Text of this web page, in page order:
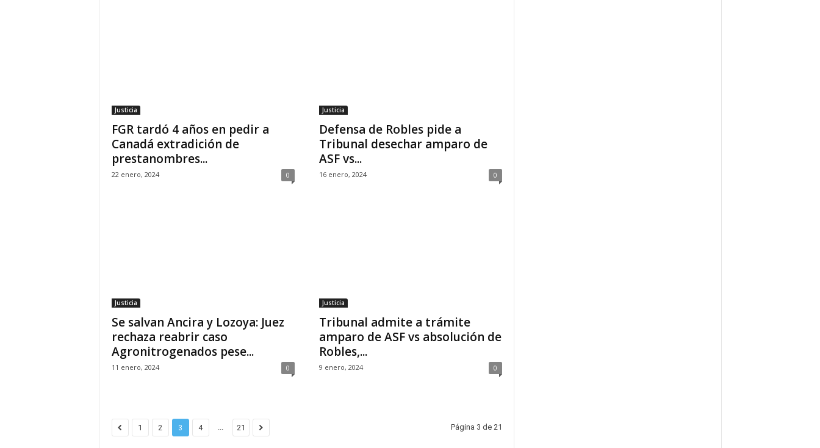
Justicia
FGR tardó 4 años en pedir a
Canadá extradición de
prestanombres...
22 enero, 2024 0
Justicia
Defensa de Robles pide a
Tribunal desechar amparo de
ASF vs...
16 enero, 2024 0
Justicia
Se salvan Ancira y Lozoya: Juez
rechaza reabrir caso
Agronitrogenados pese...
11 enero, 2024 0
Justicia
Tribunal admite a trámite
amparo de ASF vs absolución de
Robles,...
9 enero, 2024 0
1 2 3 4 ... 21 Página 3 de 21